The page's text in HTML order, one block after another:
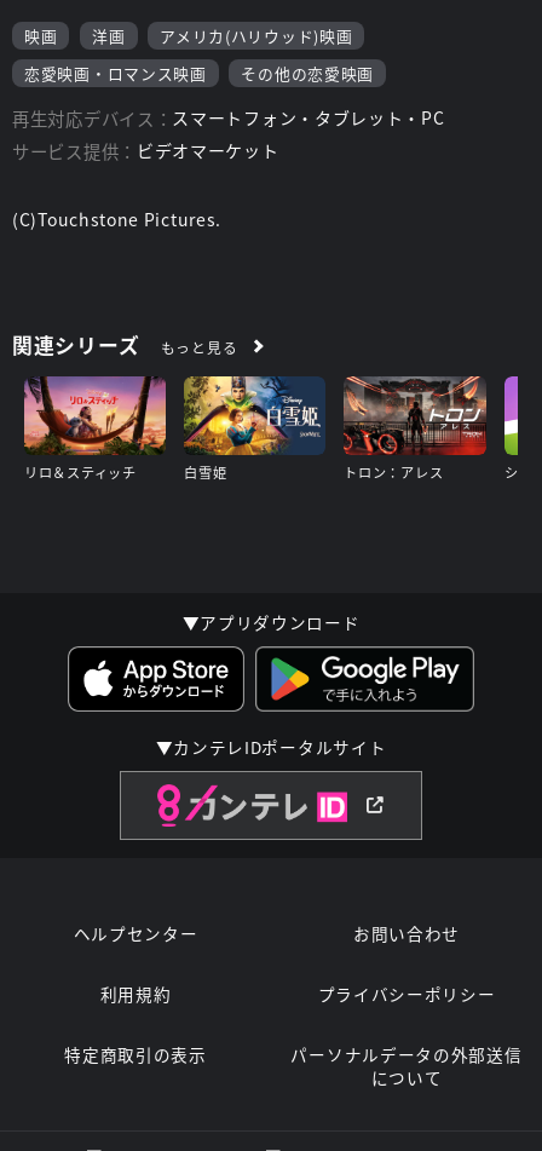
映画 洋画
アメリカ(ハリウッド)映画
恋愛映画・ロマンス映画
その他の恋愛映画
再生対応デバイス： スマートフォン・タブレット・PC
サービス提供： ビデオマーケット
(C)Touchstone Pictures.
関連シリーズ もっと見る
リロ＆スティッチ 白雪姫 トロン：アレス
▼アプリダウンロード
▼カンテレIDポータルサイト
ヘルプセンター お問い合わせ
利用規約 プライバシーポリシー
特定商取引の表示
パーソナルデータの外部送信
について